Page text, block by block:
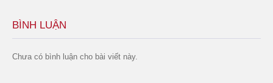
BÌNH LUẬN
Chưa có bình luận cho bài viết này.